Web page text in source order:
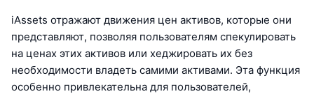
iAssets отражают движения цен активов, которые они
представляют, позволяя пользователям спекулировать
на ценах этих активов или хеджировать их без
необходимости владеть самими активами. Эта функция
особенно привлекательна для пользователей,